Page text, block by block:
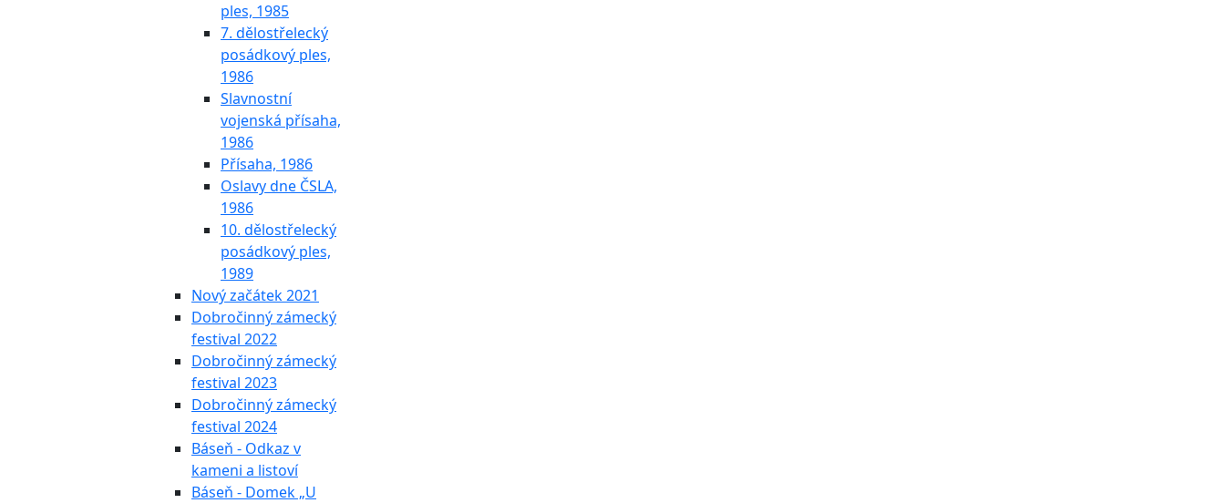
ples, 1985
7. dělostřelecký
posádkový ples,
1986
Slavnostní
vojenská přísaha,
1986
Přísaha, 1986
Oslavy dne ČSLA,
1986
10. dělostřelecký
posádkový ples,
1989
Nový začátek 2021
Dobročinný zámecký
festival 2022
Dobročinný zámecký
festival 2023
Dobročinný zámecký
festival 2024
Báseň - Odkaz v
kameni a listoví
Báseň - Domek „U